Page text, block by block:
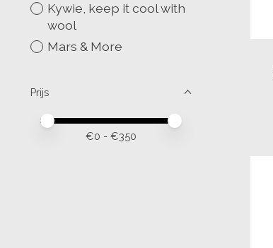
Kywie, keep it cool with
wool
Mars & More
Prijs
Minimale prijswaarde
Price maximum value
€0 - €350